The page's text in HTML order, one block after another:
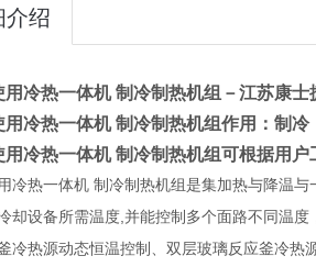
介绍
用冷热一体机 制冷制热机组－江苏康
用冷热一体机 制冷制热机组作用：制
用冷热一体机 制冷制热机组可根据用
冷热一体机 制冷制热机组是集加热与降温与
却设备所需温度 并能控制多个面路不同温度
冷热源动态恒温控制、双层玻璃反应釜冷热